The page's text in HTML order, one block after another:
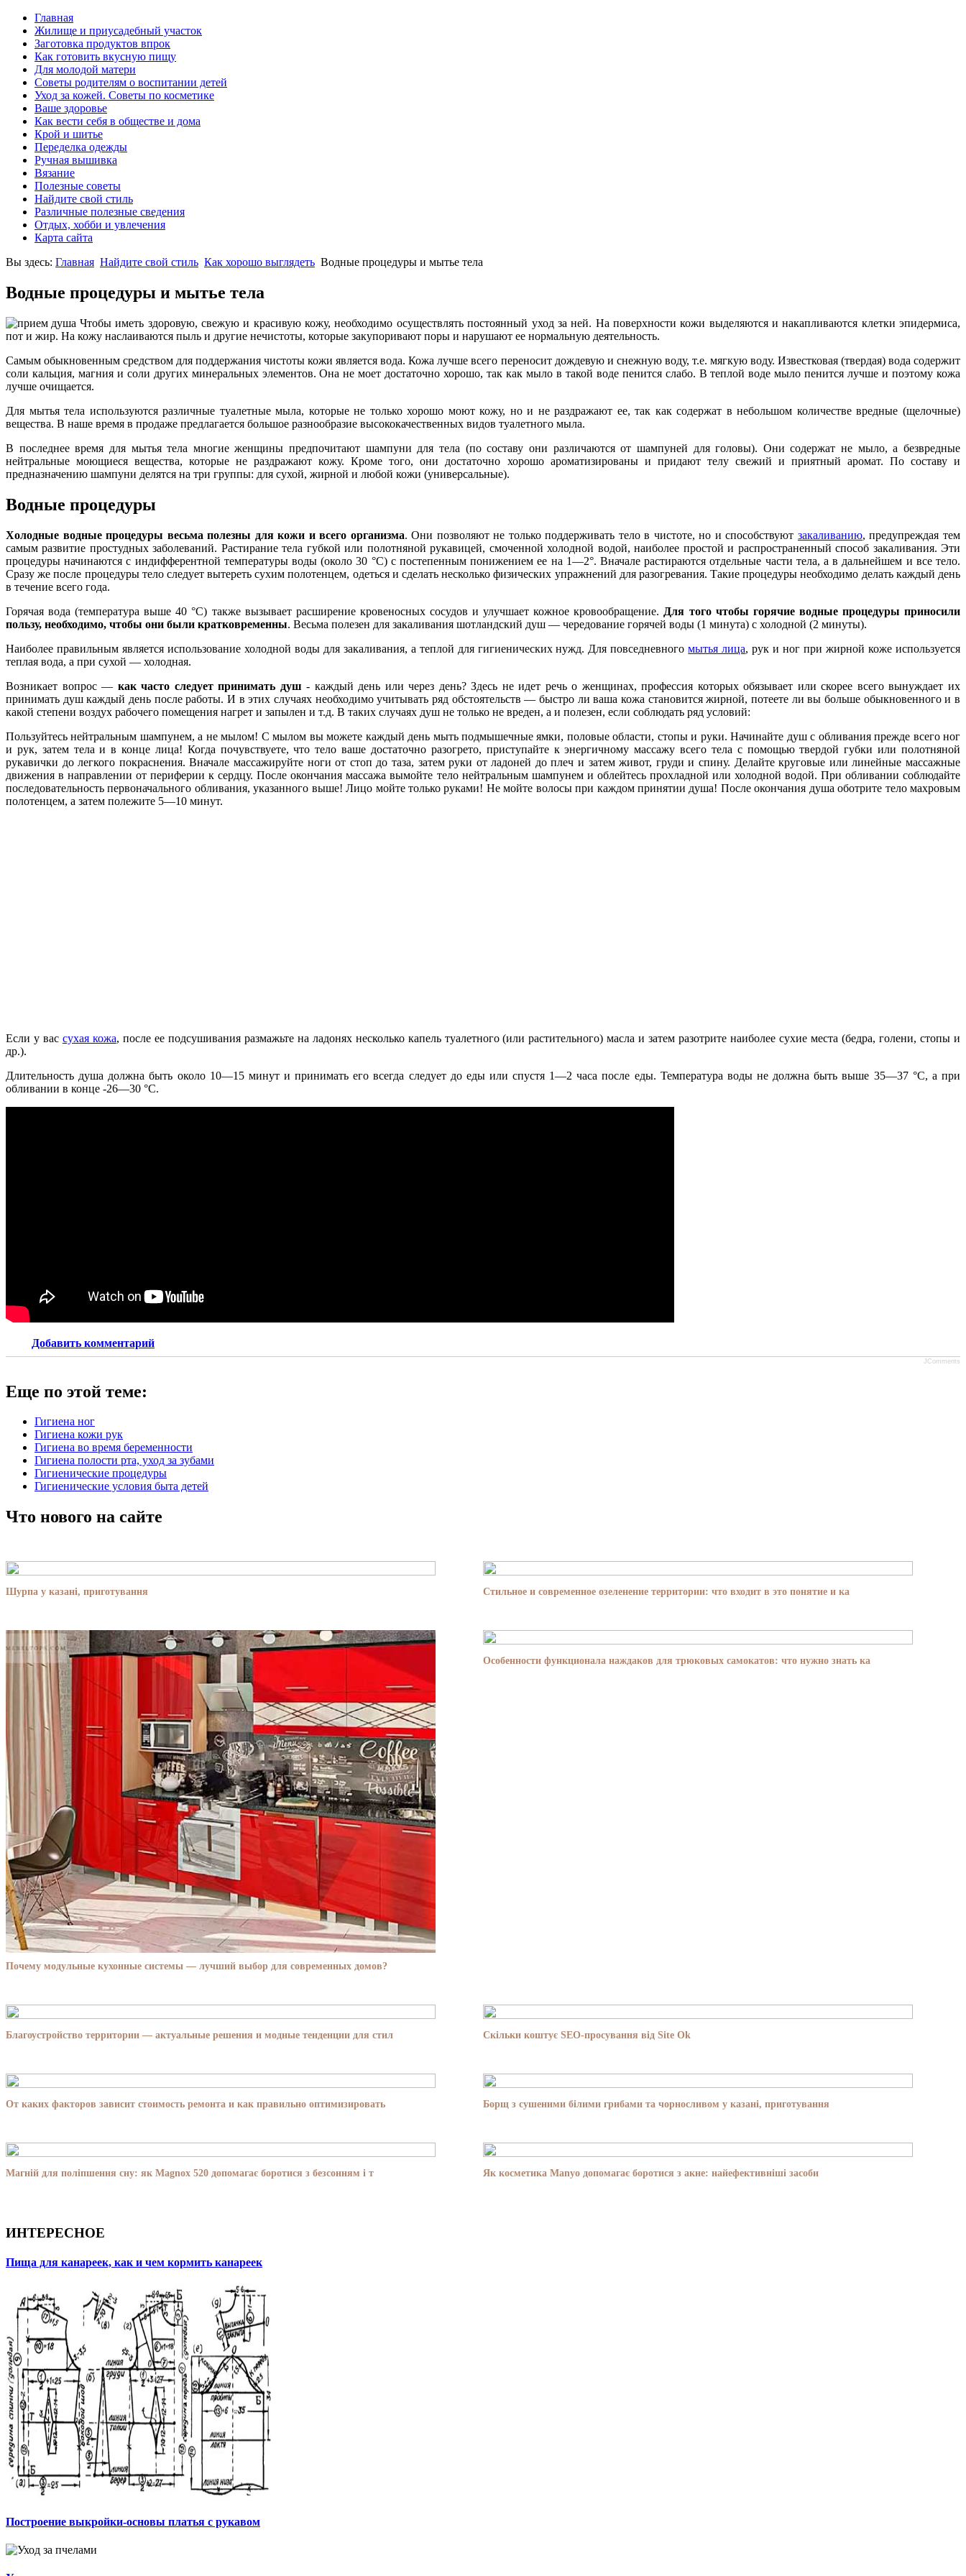
Главная
Жилище и приусадебный участок
Заготовка продуктов впрок
Как готовить вкусную пищу
Для молодой матери
Советы родителям о воспитании детей
Уход за кожей. Советы по косметике
Ваше здоровье
Как вести себя в обществе и дома
Крой и шитье
Переделка одежды
Ручная вышивка
Вязание
Полезные советы
Найдите свой стиль
Различные полезные сведения
Отдых, хобби и увлечения
Карта сайта
Вы здесь: Главная Найдите свой стиль Как хорошо выглядеть Водные процедуры и мытье тела
Водные процедуры и мытье тела
Чтобы иметь здоровую, свежую и красивую кожу, необходимо осуществлять постоянный уход за ней. На поверхности кожи выделяются и накапливаются клетки эпидермиса,
пот и жир. На кожу наслаиваются пыль и другие нечистоты, которые закупоривают поры и нарушают ее нормальную деятельность.
Самым обыкновенным средством для поддержания чистоты кожи является вода. Кожа лучше всего переносит дождевую и снежную воду, т.е. мягкую воду. Известковая (твердая) вода содержит
соли кальция, магния и соли других минеральных элементов. Она не моет достаточно хорошо, так как мыло в такой воде пенится слабо. В теплой воде мыло пенится лучше и поэтому кожа
лучше очищается.
Для мытья тела используются различные туалетные мыла, которые не только хорошо моют кожу, но и не раздражают ее, так как содержат в небольшом количестве вредные (щелочные)
вещества. В наше время в продаже предлагается большое разнообразие высококачественных видов туалетного мыла.
В последнее время для мытья тела многие женщины предпочитают шампуни для тела (по составу они различаются от шампуней для головы). Они содержат не мыло, а безвредные
нейтральные моющиеся вещества, которые не раздражают кожу. Кроме того, они достаточно хорошо ароматизированы и придают телу свежий и приятный аромат. По составу и
предназначению шампуни делятся на три группы: для сухой, жирной и любой кожи (универсальные).
Водные процедуры
Холодные водные процедуры весьма полезны для кожи и всего организма. Они позволяют не только поддерживать тело в чистоте, но и способствуют закаливанию, предупреждая тем
самым развитие простудных заболеваний. Растирание тела губкой или полотняной рукавицей, смоченной холодной водой, наиболее простой и распространенный способ закаливания. Эти
процедуры начинаются с индифферентной температуры воды (около 30 °С) с постепенным понижением ее на 1—2°. Вначале растираются отдельные части тела, а в дальнейшем и все тело.
Сразу же после процедуры тело следует вытереть сухим полотенцем, одеться и сделать несколько физических упражнений для разогревания. Такие процедуры необходимо делать каждый день
в течение всего года.
Горячая вода (температура выше 40 °С) также вызывает расширение кровеносных сосудов и улучшает кожное кровообращение. Для того чтобы горячие водные процедуры приносили
пользу, необходимо, чтобы они были кратковременны. Весьма полезен для закаливания шотландский душ — чередование горячей воды (1 минута) с холодной (2 минуты).
Наиболее правильным является использование холодной воды для закаливания, а теплой для гигиенических нужд. Для повседневногомытья лица, рук и ног при жирной коже используется
теплая вода, а при сухой — холодная.
Возникает вопрос — как часто следует принимать душ - каждый день или через день? Здесь не идет речь о женщинах, профессия которых обязывает или скорее всего вынуждает их
принимать душ каждый день после работы. И в этих случаях необходимо учитывать ряд обстоятельств — быстро ли ваша кожа становится жирной, потеете ли вы больше обыкновенного и в
какой степени воздух рабочего помещения нагрет и запылен и т.д. В таких случаях душ не только не вреден, а и полезен, если соблюдать ряд условий:
Пользуйтесь нейтральным шампунем, а не мылом! С мылом вы можете каждый день мыть подмышечные ямки, половые области, стопы и руки. Начинайте душ с обливания прежде всего ног
и рук, затем тела и в конце лица! Когда почувствуете, что тело ваше достаточно разогрето, приступайте к энергичному массажу всего тела с помощью твердой губки или полотняной
рукавички до легкого покраснения. Вначале массажируйте ноги от стоп до таза, затем руки от ладоней до плеч и затем живот, груди и спину. Делайте круговые или линейные массажные
движения в направлении от периферии к сердцу. После окончания массажа вымойте тело нейтральным шампунем и облейтесь прохладной или холодной водой. При обливании соблюдайте
последовательность первоначального обливания, указанного выше! Лицо мойте только руками! Не мойте волосы при каждом принятии душа! После окончания душа оботрите тело махровым
полотенцем, а затем полежите 5—10 минут.
Если у вас сухая кожа, после ее подсушивания размажьте на ладонях несколько капель туалетного (или растительного) масла и затем разотрите наиболее сухие места (бедра, голени, стопы и
др.).
Длительность душа должна быть около 10—15 минут и принимать его всегда следует до еды или спустя 1—2 часа после еды. Температура воды не должна быть выше 35—37 °С, а при
обливании в конце -26—30 °С.
Добавить комментарий
JComments
Еще по этой теме:
Гигиена ног
Гигиена кожи рук
Гигиена во время беременности
Гигиена полости рта, уход за зубами
Гигиенические процедуры
Гигиенические условия быта детей
Что нового на сайте
Шурпа у казані, приготування Стильное и современное озеленение территории: что входит в это понятие и ка
Почему модульные кухонные системы — лучший выбор для современных домов?
Особенности функционала наждаков для трюковых самокатов: что нужно знать ка
Благоустройство территории — актуальные решения и модные тенденции для стил Скільки коштує SEO-просування від Site Ok
От каких факторов зависит стоимость ремонта и как правильно оптимизировать Борщ з сушеними білими грибами та чорносливом у казані, приготування
Магній для поліпшення сну: як Magnox 520 допомагає боротися з безсонням і т Як косметика Manyo допомагає боротися з акне: найефективніші засоби
ИНТЕРЕСНОЕ
Пища для канареек, как и чем кормить канареек
Построение выкройки-основы платья с рукавом